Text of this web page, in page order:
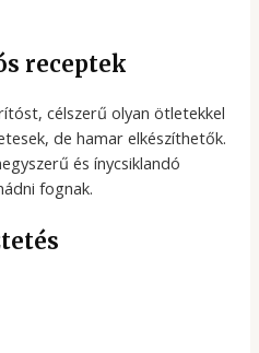
receptek
célszerű olyan ötletekkel
de hamar elkészíthetők.
és ínycsiklandó
fognak.